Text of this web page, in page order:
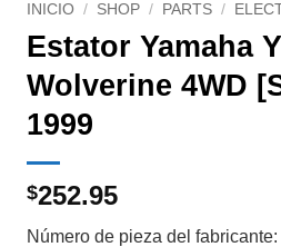
INICIO / SHOP / PARTS /
Estator Yamaha
Wolverine 4WD
1999
$252.95
Número de pieza del